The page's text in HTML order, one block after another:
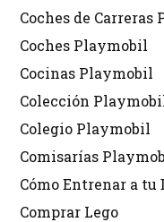
Coches de Carreras
Coches Playmobil
Cocinas Playmobil
Colección
Colegio Playmobil
Comisarías
Cómo Entrenar a
Comprar Lego